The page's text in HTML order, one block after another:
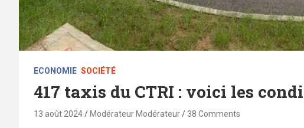
ECONOMIE SOCIÉTÉ
417 taxis du CTRI : voici les
13 août 2024 Modérateur Modérateur 38 Comments